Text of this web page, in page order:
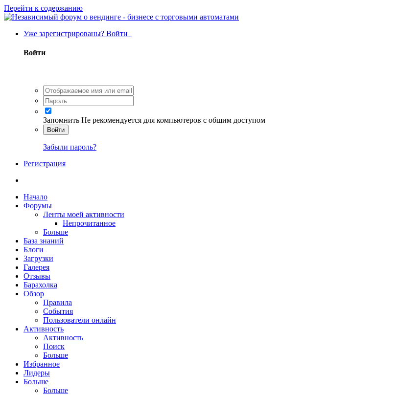
Перейти к содержанию
Уже зарегистрированы? Войти
Войти
Запомнить Не рекомендуется для компьютеров с общим доступом
Войти
Забыли пароль?
Регистрация
Начало
Форумы
Ленты моей активности
Непрочитанное
Больше
База знаний
Блоги
Загрузки
Галерея
Отзывы
Барахолка
Обзор
Правила
События
Пользователи онлайн
Активность
Активность
Поиск
Больше
Избранное
Лидеры
Больше
Больше